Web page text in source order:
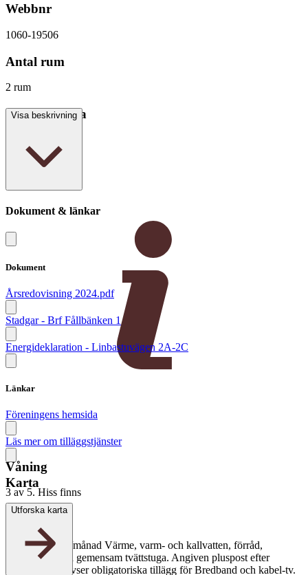
Webbnr
1060-19506
Antal rum
2 rum
Boarea/Biarea
Våning
3 av 5. Hiss finns
4 926 + 180 kr/månad Värme, varm- och kallvatten, förråd,
cykelförråd och gemensam tvättstuga. Angiven pluspost efter
månadsavgift avser obligatoriska tillägg för Bredband och kabel-tv.
Visa beskrivning
Dokument & länkar
Dokument
Årsredovisning 2024.pdf
Stadgar - Brf Fållbänken 1
Energideklaration - Linbastuvägen 2A-2C
Länkar
Föreningens hemsida
Läs mer om tilläggstjänster
Karta
Utforska karta